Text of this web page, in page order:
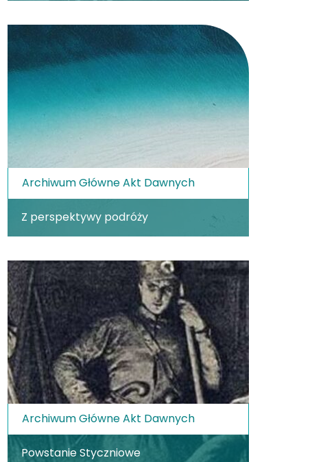
Archiwum Główne Akt Dawnych
Z perspektywy podróży
Archiwum Główne Akt Dawnych
Powstanie Styczniowe